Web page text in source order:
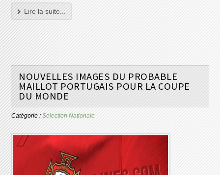
Lire la suite...
NOUVELLES IMAGES DU PROBABLE
MAILLOT PORTUGAIS POUR LA COUPE
DU MONDE
Catégorie :Selection Nationale